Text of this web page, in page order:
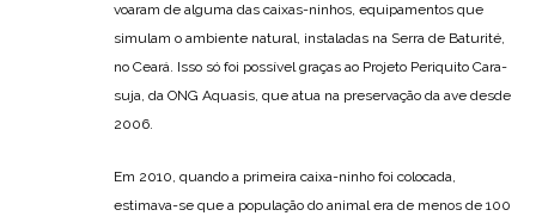
voaram de alguma das caixas-ninhos, equipamentos que
simulam o ambiente natural, instaladas na Serra de Baturité,
no Ceará. Isso só foi possível graças ao Projeto Periquito Cara-
suja, da ONG Aquasis, que atua na preservação da ave desde
2006.
Em 2010, quando a primeira caixa-ninho foi colocada,
estimava-se que a população do animal era de menos de 100